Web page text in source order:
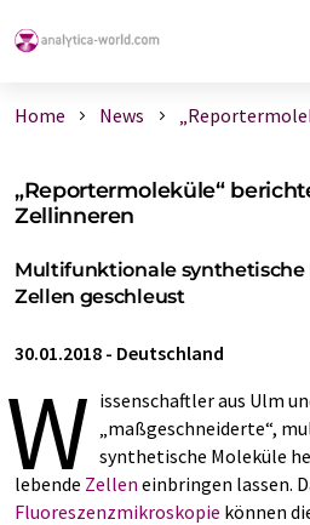
Home News
„Reportermoleküle“
Zellinneren
Multifunktionale synthetische
Zellen geschleust
30.01.2018 - Deutschland
W issenschaftler aus Ulm
„maßgeschneiderte“,
synthetische Moleküle
lebende Zellen einbringen lassen.
Fluoreszenzmikroskopie können